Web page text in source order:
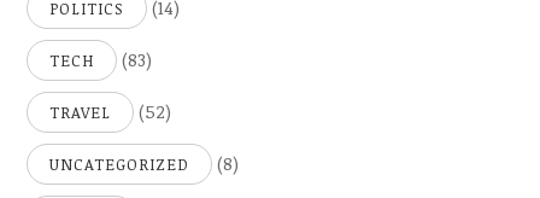
POLITICS (14)
TECH (83)
TRAVEL (52)
UNCATEGORIZED (8)